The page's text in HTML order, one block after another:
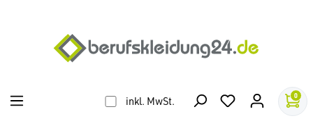
inkl. MwSt. 0